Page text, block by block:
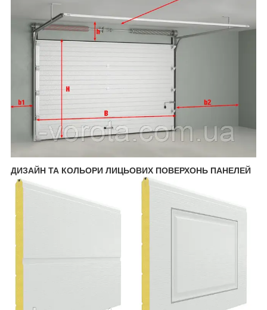
ДИЗАЙН ТА КОЛЬОРИ ЛИЦЬОВИХ ПОВЕРХОНЬ ПАНЕЛЕЙ